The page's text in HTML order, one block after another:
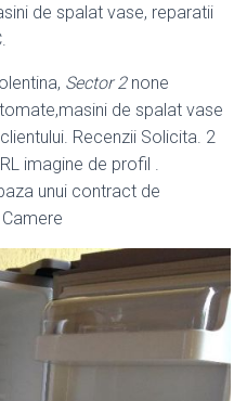
de spalat vase, reparatii
Sector 2none
de spalat vase
Recenzii Solicita. 2
imagine de profil .
unui contract de